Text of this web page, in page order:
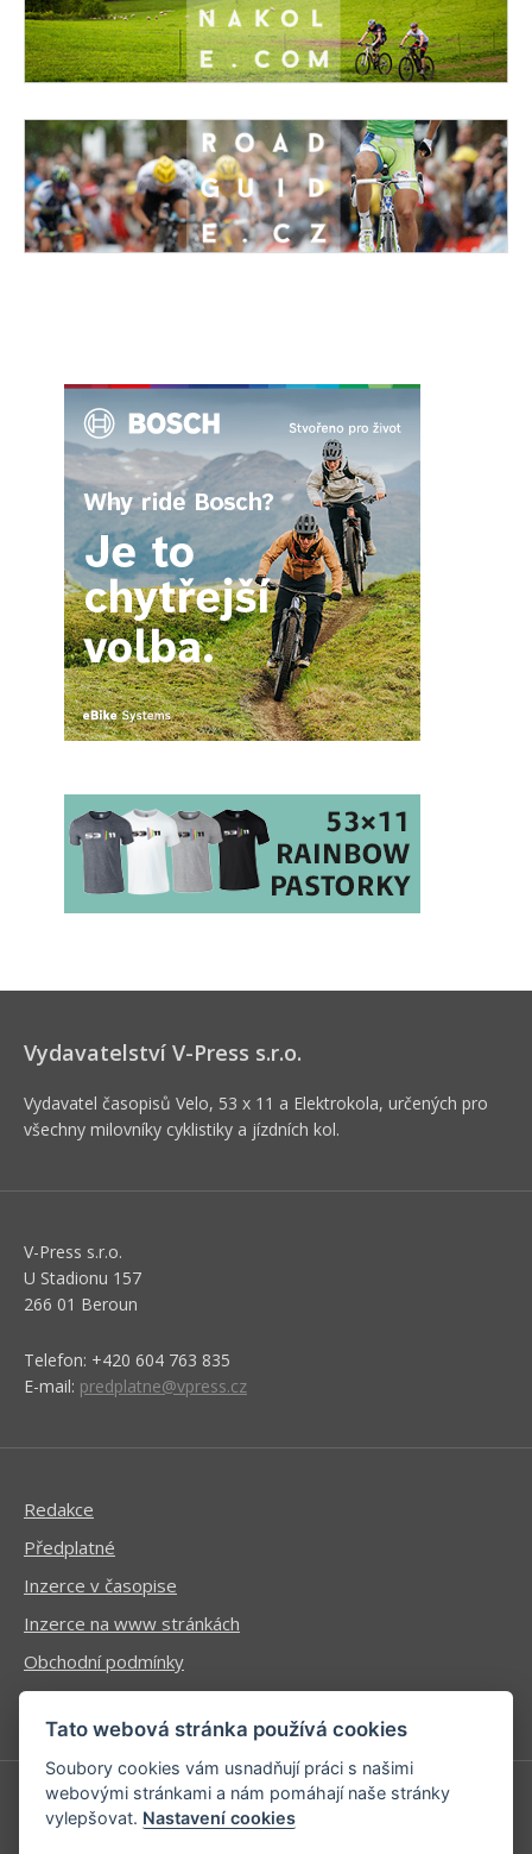
Vydavatelství V-Press s.r.o.
Vydavatel časopisů Velo, 53 x 11 a Elektrokola, určených pro
všechny milovníky cyklistiky a jízdních kol.
V-Press s.r.o.
U Stadionu 157
266 01 Beroun
Telefon: +420 604 763 835
E-mail: predplatne@vpress.cz
Redakce
Předplatné
Inzerce v časopise
Inzerce na www stránkách
Obchodní podmínky
Ochrana osobních údajů
Příhlášení | Registrace
Tato webová stránka používá cookies
Soubory cookies vám usnadňují práci s našimi
webovými stránkami a nám pomáhají naše stránky
vylepšovat. Nastavení cookies